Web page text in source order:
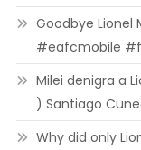
Goodbye
#eafcmobile
Milei denigra a
) Santiago
Why did only